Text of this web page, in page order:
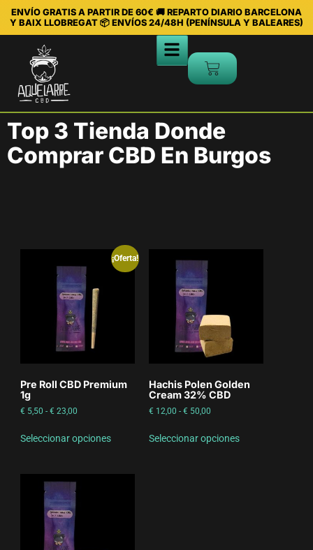
ENVÍO GRATIS A PARTIR DE 60€ 🚚 REPARTO DIARIO BARCELONA
Y BAIX LLOBREGAT 📦 ENVÍOS 24/48H (PENÍNSULA Y BALEARES)
Top 3 Tienda Donde
Comprar CBD En Burgos
¡Oferta!
Pre Roll CBD Premium
1g
€ 5,50 - € 23,00
Seleccionar opciones
Hachis Polen Golden
Cream 32% CBD
€ 12,00 - € 50,00
Seleccionar opciones